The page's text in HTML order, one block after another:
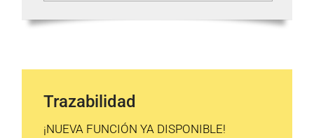
Trazabilidad
¡NUEVA FUNCIÓN YA DISPONIBLE!